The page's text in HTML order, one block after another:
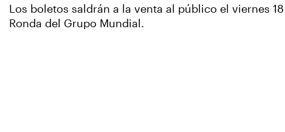
Los boletos saldrán a la venta al público el viernes
Ronda del Grupo Mundial.